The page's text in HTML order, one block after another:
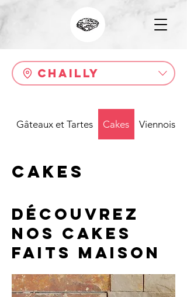
Chailly
Gâteaux et Tartes Cakes
Cakes
Découvrez
nos cakes
faits maison